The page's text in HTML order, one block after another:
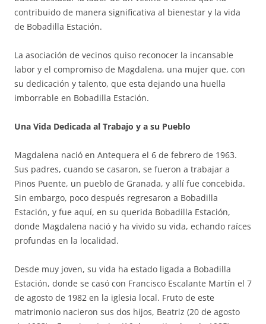
contribuido de manera significativa al bienestar y la vida
de Bobadilla Estación.
La asociación de vecinos quiso reconocer la incansable
labor y el compromiso de Magdalena, una mujer que, con
su dedicación y talento, que esta dejando una huella
imborrable en Bobadilla Estación.
Una Vida Dedicada al Trabajo y a su Pueblo
Magdalena nació en Antequera el 6 de febrero de 1963.
Sus padres, cuando se casaron, se fueron a trabajar a
Pinos Puente, un pueblo de Granada, y allí fue concebida.
Sin embargo, poco después regresaron a Bobadilla
Estación, y fue aquí, en su querida Bobadilla Estación,
donde Magdalena nació y ha vivido su vida, echando raíces
profundas en la localidad.
Desde muy joven, su vida ha estado ligada a Bobadilla
Estación, donde se casó con Francisco Escalante Martín el 7
de agosto de 1982 en la iglesia local. Fruto de este
matrimonio nacieron sus dos hijos, Beatriz (20 de agosto